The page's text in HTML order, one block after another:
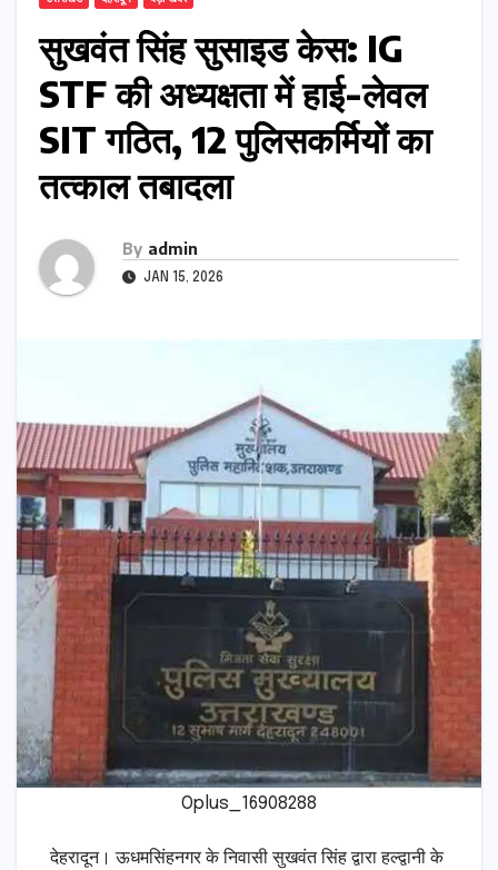
सुखवंत सिंह सुसाइड केस: IG
STF की अध्यक्षता में हाई-लेवल
SIT गठित, 12 पुलिसकर्मियों का
तत्काल तबादला
By admin
JAN 15, 2026
Oplus_16908288
देहरादून। ऊधमसिंहनगर के निवासी सुखवंत सिंह द्वारा हल्द्वानी के